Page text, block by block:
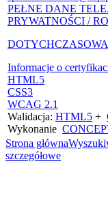
PEŁNE DANE
PRYWATNOŚCI /
Informacje o
HTML5
CSS3
WCAG 2.1
Walidacja: HTML5 +
Wykonanie
Strona główna
szczegółowe